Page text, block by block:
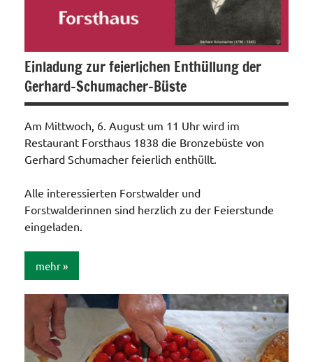
Einladung zur feierlichen Enthüllung der
Gerhard-Schumacher-Büste
Am Mittwoch, 6. August um 11 Uhr wird im
Restaurant Forsthaus 1838 die Bronzebüste von
Gerhard Schumacher feierlich enthüllt.
Alle interessierten Forstwalder und
Forstwalderinnen sind herzlich zu der Feierstunde
eingeladen.
mehr
Allgemein